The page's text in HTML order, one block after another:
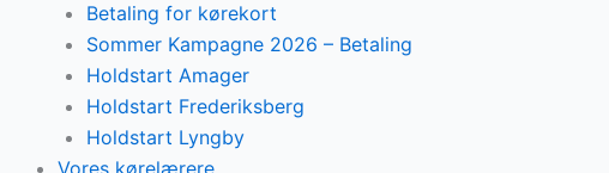
Betaling for kørekort
Sommer Kampagne 2026 – Betaling
Holdstart Amager
Holdstart Frederiksberg
Holdstart Lyngby
Vores kørelærere